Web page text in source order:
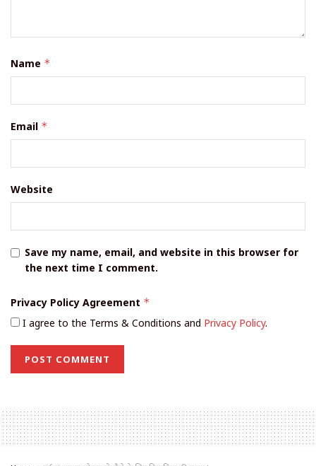
Name *
Email *
Website
Save my name, email, and website in this browser for
the next time I comment.
Privacy Policy Agreement *
I agree to the Terms & Conditions and Privacy Policy.